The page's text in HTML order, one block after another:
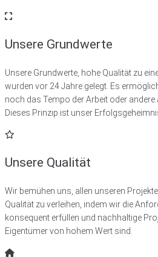
Unsere Grundwerte
Unsere Grundwerte, hohe Qualität zu
wurden vor 24 Jahre gelegt. Es
noch das Tempo der Arbeit oder andere
Dieses Prinzip ist unser
Unsere Qualität
Wir bemühen uns, allen unseren
Qualität zu verleihen, indem wir die
konsequent erfüllen und nachhaltige
Eigentümer von hohem Wert sind.